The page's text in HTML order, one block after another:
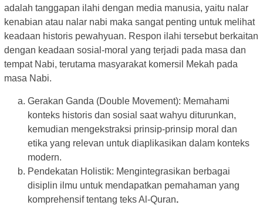
adalah tanggapan ilahi dengan media manusia, yaitu nalar
kenabian atau nalar nabi maka sangat penting untuk melihat
keadaan historis pewahyuan. Respon ilahi tersebut berkaitan
dengan keadaan sosial-moral yang terjadi pada masa dan
tempat Nabi, terutama masyarakat komersil Mekah pada
masa Nabi.
Gerakan Ganda (Double Movement): Memahami
konteks historis dan sosial saat wahyu diturunkan,
kemudian mengekstraksi prinsip-prinsip moral dan
etika yang relevan untuk diaplikasikan dalam konteks
modern.
Pendekatan Holistik: Mengintegrasikan berbagai
disiplin ilmu untuk mendapatkan pemahaman yang
komprehensif tentang teks Al-Quran.